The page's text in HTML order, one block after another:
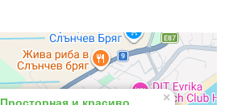
Просторная и красиво ×